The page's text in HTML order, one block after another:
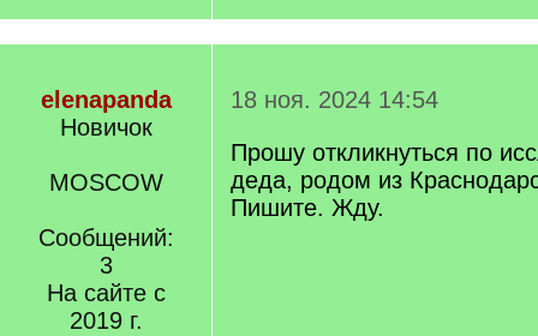
elenapanda
Новичок
MOSCOW
Сообщений:
3
На сайте с
2019 г.
18 ноя. 2024 14:54
Прошу откликнуться по
деда, родом из
Пишите. Жду.